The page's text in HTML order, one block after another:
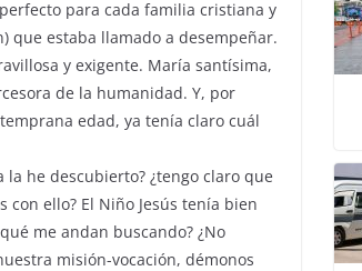
para cada familia cristiana y
que estaba llamado a desempeñar.
y exigente. María santísima,
de la humanidad. Y, por
edad, ya tenía claro cuál
he descubierto? ¿tengo claro que
con ello? El Niño Jesús tenía bien
me andan buscando? ¿No
misión-vocación, démonos